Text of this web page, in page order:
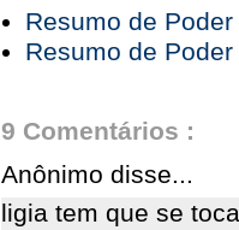
Resumo de
Resumo de
9 Comentários :
Anônimo disse...
ligia tem que se